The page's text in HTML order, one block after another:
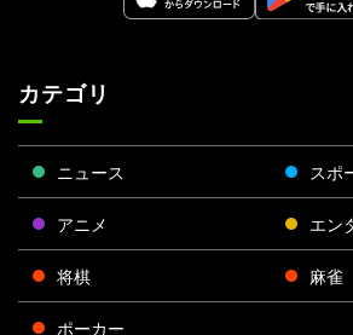
カテゴリ
ニュース スポ
アニメ エン
将棋 麻雀
ポーカー